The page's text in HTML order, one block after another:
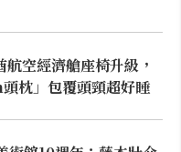
空經濟艙座椅升級，
枕」包覆頭頸超好睡